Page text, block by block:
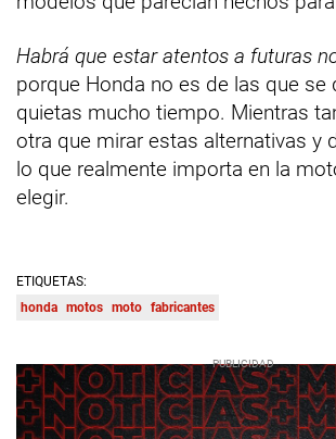
Habrá que estar atentos a futuras
porque Honda no es de las que se
quietas mucho tiempo. Mientras
otra que mirar estas alternativas y
lo que realmente importa en la
elegir.
ETIQUETAS:
honda motos moto fabricantes